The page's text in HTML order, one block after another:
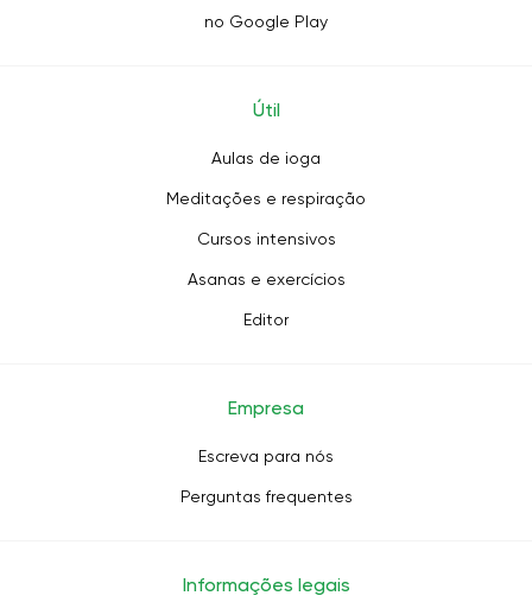
no Google Play
Útil
Aulas de ioga
Meditações e respiração
Cursos intensivos
Asanas e exercícios
Editor
Empresa
Escreva para nós
Perguntas frequentes
Informações legais